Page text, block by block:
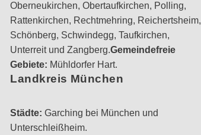
Oberneukirchen, Obertaufkirchen, Polling,
Rattenkirchen, Rechtmehring, Reichertsheim,
Schönberg, Schwindegg, Taufkirchen,
Unterreit und Zangberg.Gemeindefreie
Gebiete: Mühldorfer Hart.
Landkreis München
Städte: Garching bei München und
Unterschleißheim.